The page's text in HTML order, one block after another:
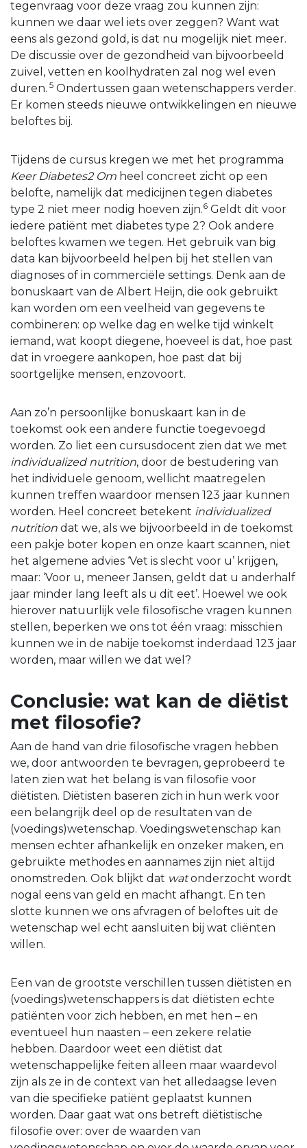
tegenvraag voor deze vraag zou kunnen zijn:
kunnen we daar wel iets over zeggen? Want wat
eens als gezond gold, is dat nu mogelijk niet meer.
De discussie over de gezondheid van bijvoorbeeld
zuivel, vetten en koolhydraten zal nog wel even
duren. 5 Ondertussen gaan wetenschappers verder.
Er komen steeds nieuwe ontwikkelingen en nieuwe
beloftes bij.
Tijdens de cursus kregen we met het programma
Keer Diabetes2 Om heel concreet zicht op een
belofte, namelijk dat medicijnen tegen diabetes
type 2 niet meer nodig hoeven zijn.6 Geldt dit voor
iedere patiënt met diabetes type 2? Ook andere
beloftes kwamen we tegen. Het gebruik van big
data kan bijvoorbeeld helpen bij het stellen van
diagnoses of in commerciële settings. Denk aan de
bonuskaart van de Albert Heijn, die ook gebruikt
kan worden om een veelheid van gegevens te
combineren: op welke dag en welke tijd winkelt
iemand, wat koopt diegene, hoeveel is dat, hoe past
dat in vroegere aankopen, hoe past dat bij
soortgelijke mensen, enzovoort.
Aan zo’n persoonlijke bonuskaart kan in de
toekomst ook een andere functie toegevoegd
worden. Zo liet een cursusdocent zien dat we met
individualized nutrition, door de bestudering van
het individuele genoom, wellicht maatregelen
kunnen treffen waardoor mensen 123 jaar kunnen
worden. Heel concreet betekent individualized
nutrition dat we, als we bijvoorbeeld in de toekomst
een pakje boter kopen en onze kaart scannen, niet
het algemene advies ‘Vet is slecht voor u’ krijgen,
maar: ‘Voor u, meneer Jansen, geldt dat u anderhalf
jaar minder lang leeft als u dit eet’. Hoewel we ook
hierover natuurlijk vele filosofische vragen kunnen
stellen, beperken we ons tot één vraag: misschien
kunnen we in de nabije toekomst inderdaad 123 jaar
worden, maar willen we dat wel?
Conclusie: wat kan de diëtist
met filosofie?
Aan de hand van drie filosofische vragen hebben
we, door antwoorden te bevragen, geprobeerd te
laten zien wat het belang is van filosofie voor
diëtisten. Diëtisten baseren zich in hun werk voor
een belangrijk deel op de resultaten van de
(voedings)wetenschap. Voedingswetenschap kan
mensen echter afhankelijk en onzeker maken, en
gebruikte methodes en aannames zijn niet altijd
onomstreden. Ook blijkt dat watonderzocht wordt
nogal eens van geld en macht afhangt. En ten
slotte kunnen we ons afvragen of beloftes uit de
wetenschap wel echt aansluiten bij wat cliënten
willen.
Een van de grootste verschillen tussen diëtisten en
(voedings)wetenschappers is dat diëtisten echte
patiënten voor zich hebben, en met hen – en
eventueel hun naasten – een zekere relatie
hebben. Daardoor weet een diëtist dat
wetenschappelijke feiten alleen maar waardevol
zijn als ze in de context van het alledaagse leven
van die specifieke patiënt geplaatst kunnen
worden. Daar gaat wat ons betreft diëtistische
filosofie over: over de waarden van